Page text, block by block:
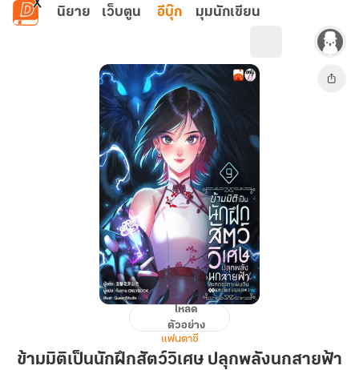
ข้ามไปยังเนื้อหาหลัก
นิยาย เว็บตูน อีบุ๊ก มุมนักเขียน
เป็น
โหลด
ตัวอย่าง
แฟนตาซี
ข้ามมิติเป็นนักฝึกสัตว์วิเศษ ปลุกพลังนกสายฟ้า